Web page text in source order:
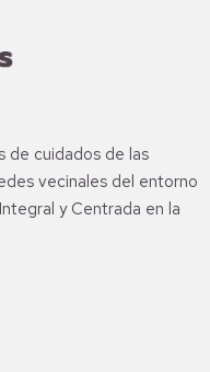
de cuidados de las
vecinales del entorno
y Centrada en la